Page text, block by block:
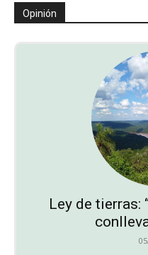
Opinión
Ley de tierras: